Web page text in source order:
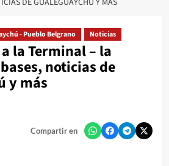
DE GUALEGUAYCHÚ Y MÁS
- Pueblo Belgrano Noticias
la Terminal – la
noticias de
y más
Compartir en